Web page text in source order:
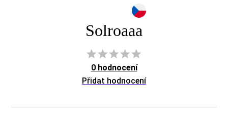
Solroaaa
0 hodnocení
Přidat hodnocení